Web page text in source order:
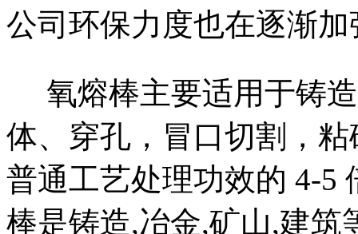
公司环保力度也在逐渐加
氧熔棒主要适用于铸
体、穿孔，冒口切割，
普通工艺处理功效的 4-5
棒是铸造,冶金,矿山,建筑